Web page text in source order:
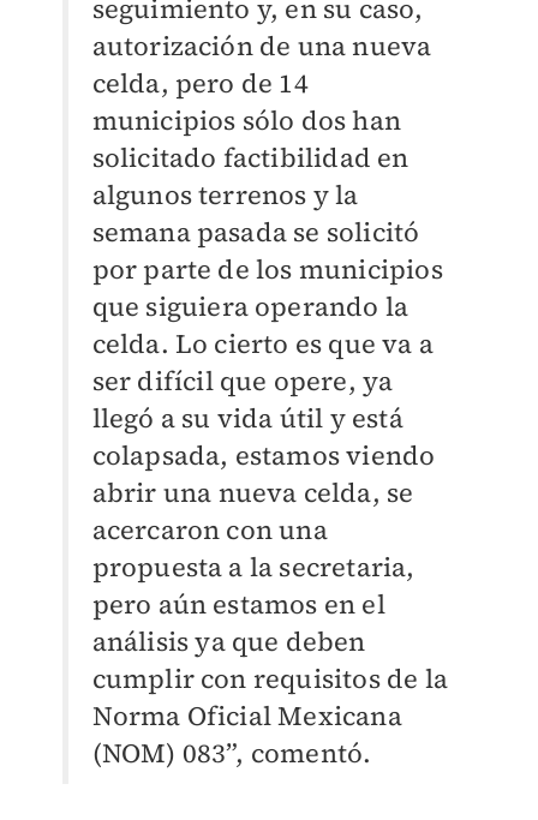
seguimiento y, en su caso,
autorización de una nueva
celda, pero de 14
municipios sólo dos han
solicitado factibilidad en
algunos terrenos y la
semana pasada se solicitó
por parte de los municipios
que siguiera operando la
celda. Lo cierto es que va a
ser difícil que opere, ya
llegó a su vida útil y está
colapsada, estamos viendo
abrir una nueva celda, se
acercaron con una
propuesta a la secretaria,
pero aún estamos en el
análisis ya que deben
cumplir con requisitos de la
Norma Oficial Mexicana
(NOM) 083”, comentó.